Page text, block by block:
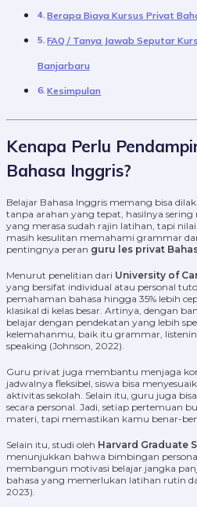
Berapa Biaya Kursus Privat
FAQ / Tanya Jawab Seputar
Banjarbaru
Kesimpulan
Kenapa Perlu
Bahasa Inggris?
Belajar Bahasa Inggris memang bisa
tanpa arahan yang tepat, hasilnya
yang merasa sudah rajin latihan, tapi
masih kesulitan memahami grammar
pentingnya peran guru les privat
Menurut penelitian dari University of
yang bersifat individual atau personal
pemahaman bahasa hingga 35% lebih
klasikal di kelas besar. Artinya, dengan
belajar dengan pendekatan yang lebih
kelemahanmu, baik itu grammar,
speaking (Johnson, 2022).
Guru privat juga membantu menjaga
jadwalnya fleksibel, siswa bisa
aktivitas sekolah. Selain itu, guru juga
secara personal. Jadi, setiap pertemuan
materi, tapi memastikan kamu benar-
Selain itu, studi oleh Harvard Graduate
menunjukkan bahwa bimbingan
membangun motivasi belajar jangka
bahasa yang memerlukan latihan rutin
2023).